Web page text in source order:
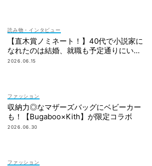
読み物・インタビュー
【直木賞ノミネート！】40代で小説家に
なれたのは結婚、就職も予定通りにいか
なかったから｜朝倉かすみさん
2026.06.15
ファッション
収納力◎なマザーズバッグにベビーカー
も！【Bugaboo×Kith】が限定コラボ
2026.06.30
ファッション